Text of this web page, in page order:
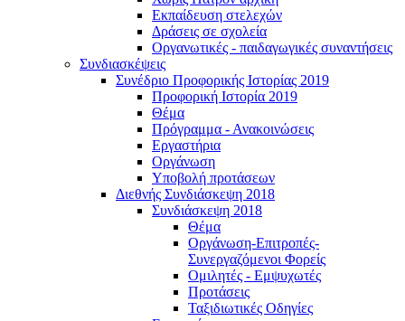
Εκπαίδευση στελεχών
Δράσεις σε σχολεία
Οργανωτικές - παιδαγωγικές συναντήσεις
Συνδιασκέψεις
Συνέδριο Προφορικής Ιστορίας 2019
Προφορική Ιστορία 2019
Θέμα
Πρόγραμμα - Ανακοινώσεις
Εργαστήρια
Οργάνωση
Υποβολή προτάσεων
Διεθνής Συνδιάσκεψη 2018
Συνδιάσκεψη 2018
Θέμα
Οργάνωση-Επιτροπές-
Συνεργαζόμενοι Φορείς
Ομιλητές - Εμψυχωτές
Προτάσεις
Ταξιδιωτικές Οδηγίες